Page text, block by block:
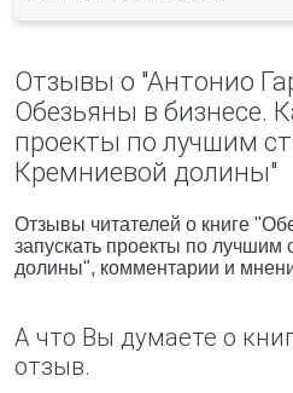
Отзывы о "Антонио
Обезьяны в бизнесе.
проекты по лучшим
Кремниевой долины"
Отзывы читателей о книге
запускать проекты по лучшим
долины", комментарии и
А что Вы думаете о
отзыв.